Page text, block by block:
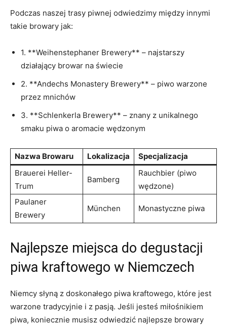
Podczas naszej trasy piwnej odwiedzimy między innymi
takie browary​ jak:
1. ​**Weihenstephaner Brewery**‌ – najstarszy
działający browar na świecie
2. **Andechs ‍Monastery Brewery** – piwo​ warzone
przez mnichów
3. **Schlenkerla Brewery** – znany z unikalnego
smaku piwa o aromacie wędzonym
Nazwa Browaru Lokalizacja
Specjalizacja
Brauerei Heller-
Trum
Bamberg
Rauchbier (piwo
wędzone)
Paulaner
Brewery
München Monastyczne ‌piwa
Najlepsze‌ miejsca do ‍degustacji
piwa kraftowego ‌w Niemczech
Niemcy słyną z ⁢doskonałego piwa kraftowego, które jest
‍warzone tradycyjnie i z pasją. Jeśli jesteś miłośnikiem
piwa, ‍koniecznie musisz odwiedzić ​najlepsze ⁤browary